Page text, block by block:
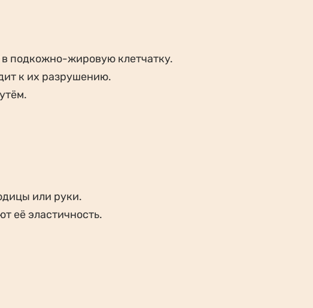
в подкожно-жировую клетчатку.
к их разрушению.
или руки.
её эластичность.